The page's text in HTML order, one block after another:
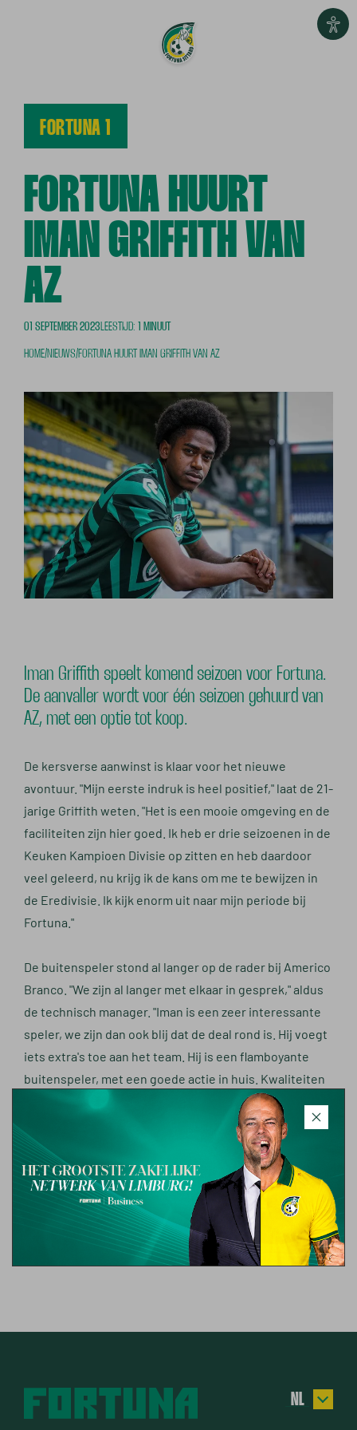
FORTUNA 1
FORTUNA HUURT
IMAN GRIFFITH VAN
AZ
01 SEPTEMBER 2023LEESTIJD: 1 MINUUT
HOME/NIEUWS/FORTUNA HUURT IMAN GRIFFITH VAN AZ
Iman Griffith speelt komend seizoen voor Fortuna.
De aanvaller wordt voor één seizoen gehuurd van
AZ, met een optie tot koop.
De kersverse aanwinst is klaar voor het nieuwe
avontuur. "Mijn eerste indruk is heel positief," laat de 21-
jarige Griffith weten. "Het is een mooie omgeving en de
faciliteiten zijn hier goed. Ik heb er drie seizoenen in de
Keuken Kampioen Divisie op zitten en heb daardoor
veel geleerd, nu krijg ik de kans om me te bewijzen in
de Eredivisie. Ik kijk enorm uit naar mijn periode bij
Fortuna."
De buitenspeler stond al langer op de rader bij Americo
Branco. "We zijn al langer met elkaar in gesprek," aldus
de technisch manager. "Iman is een zeer interessante
speler, we zijn dan ook blij dat de deal rond is. Hij voegt
iets extra's toe aan het team. Hij is een flamboyante
buitenspeler, met een goede actie in huis. Kwaliteiten
die we nog graag wilden toevoegen aan de selectie."
Griffith maakte op zijn zeventiende de overstap van
Zeeburgia naar AZ. In 2019 maakte hij namens de
beloftes van de Alkmaarders zijn debuut in het
betaalde voetbal. In totaal kwam hij 77 keer in actie
voor Jong AZ. Daarin wist Griffith tien doelpunten en
dertien assists te noteren.
NL